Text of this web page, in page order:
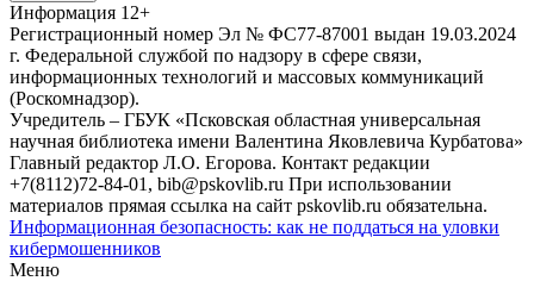
Информация 12+
Регистрационный номер Эл № ФС77-87001 выдан 19.03.2024
г. Федеральной службой по надзору в сфере связи,
информационных технологий и массовых коммуникаций
(Роскомнадзор).
Учредитель – ГБУК «Псковская областная универсальная
научная библиотека имени Валентина Яковлевича Курбатова»
Главный редактор Л.О. Егорова. Контакт редакции
+7(8112)72-84-01, bib@pskovlib.ru При использовании
материалов прямая ссылка на сайт pskovlib.ru обязательна.
Информационная безопасность: как не поддаться на уловки
кибермошенников
Меню